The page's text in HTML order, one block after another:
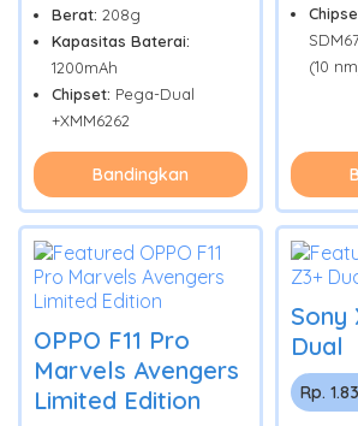
Berat: 208g
Kapasitas Baterai:
1200mAh
Chipset: Pega-Dual
+XMM6262
Bandingkan
(10
OPPO F11 Pro
Marvels Avengers
Limited Edition
Sony
Dual
Rp.